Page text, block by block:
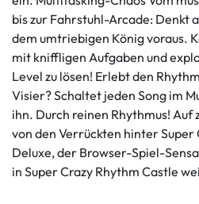
bis zur Fahrstuhl-Arcade: Denkt
dem umtriebigen König voraus.
mit kniffligen Aufgaben und
Level zu lösen! Erlebt den
Visier? Schaltet jeden Song im
ihn. Durch reinen Rhythmus!
von den Verrückten hinter Super
Deluxe, der Browser-Spiel-
in Super Crazy Rhythm Castle